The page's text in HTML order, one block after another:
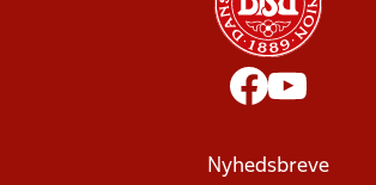
Nyhedsbreve